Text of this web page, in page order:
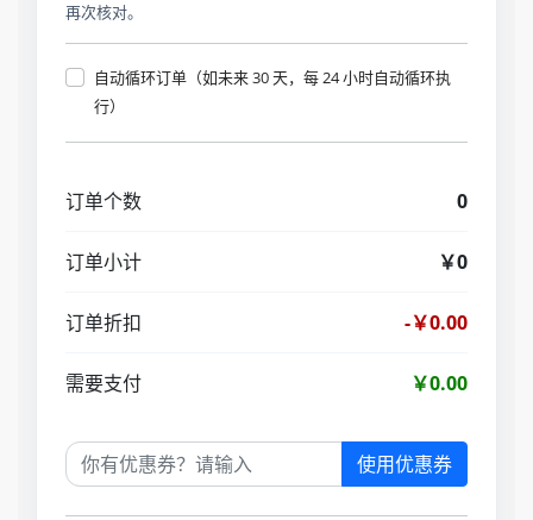
再次核对。
自动循环订单（如未来 30 天，每 24 小时自动循环执
行）
订单个数 0
订单小计 ￥0
订单折扣 -￥0.00
需要支付 ￥0.00
使用优惠券